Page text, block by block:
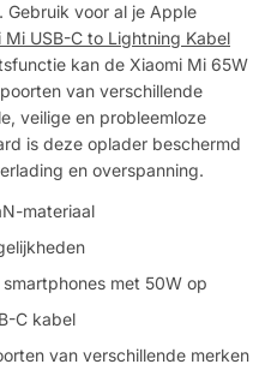
Gebruik voor al je Apple
Mi USB-C to Lightning Kabel
kan de Xiaomi Mi 65W
van verschillende
veilige en probleemloze
is deze oplader beschermd
en overspanning.
materiaal
met 50W op
C kabel
van verschillende merken